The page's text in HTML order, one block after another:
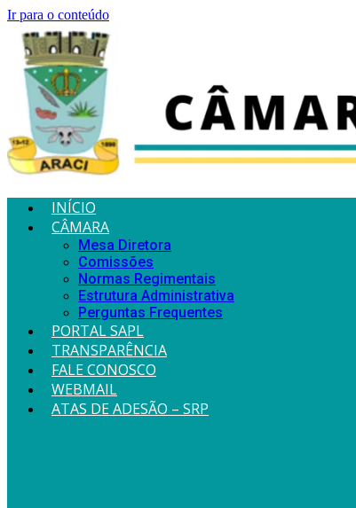
Ir para o conteúdo
INÍCIO
CÂMARA
Mesa Diretora
Comissões
Normas Regimentais
Estrutura Administrativa
Perguntas Frequentes
PORTAL SAPL
TRANSPARÊNCIA
FALE CONOSCO
WEBMAIL
ATAS DE ADESÃO – SRP